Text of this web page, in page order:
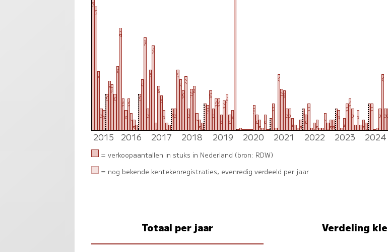
54
51
24
9
8
15
20
19
15
26
42
13
8
13
7
4
15
21
38
9
25
35
3
18
14
8
3
9
9
25
21
16
22
9
17
18
7
4
3
11
10
16
9
13
13
6
12
15
6
8
1
000
0
10
6
4
1
6
5
11
1
23
17
16
9
9
5
4
9
6
11
1
3
4
1
1
7
3
4
4
9
8
1
5
11
13
9
8
4
3
11
11
0
1
9
23
2015 2016 2017 2018 2019 2020 2021 2022 2023 2024
= verkoopaantallen in stuks in Nederland (bron: RDW)
= nog bekende kentekenregistraties, evenredig verdeeld per jaar
Totaal per jaar Verdeling